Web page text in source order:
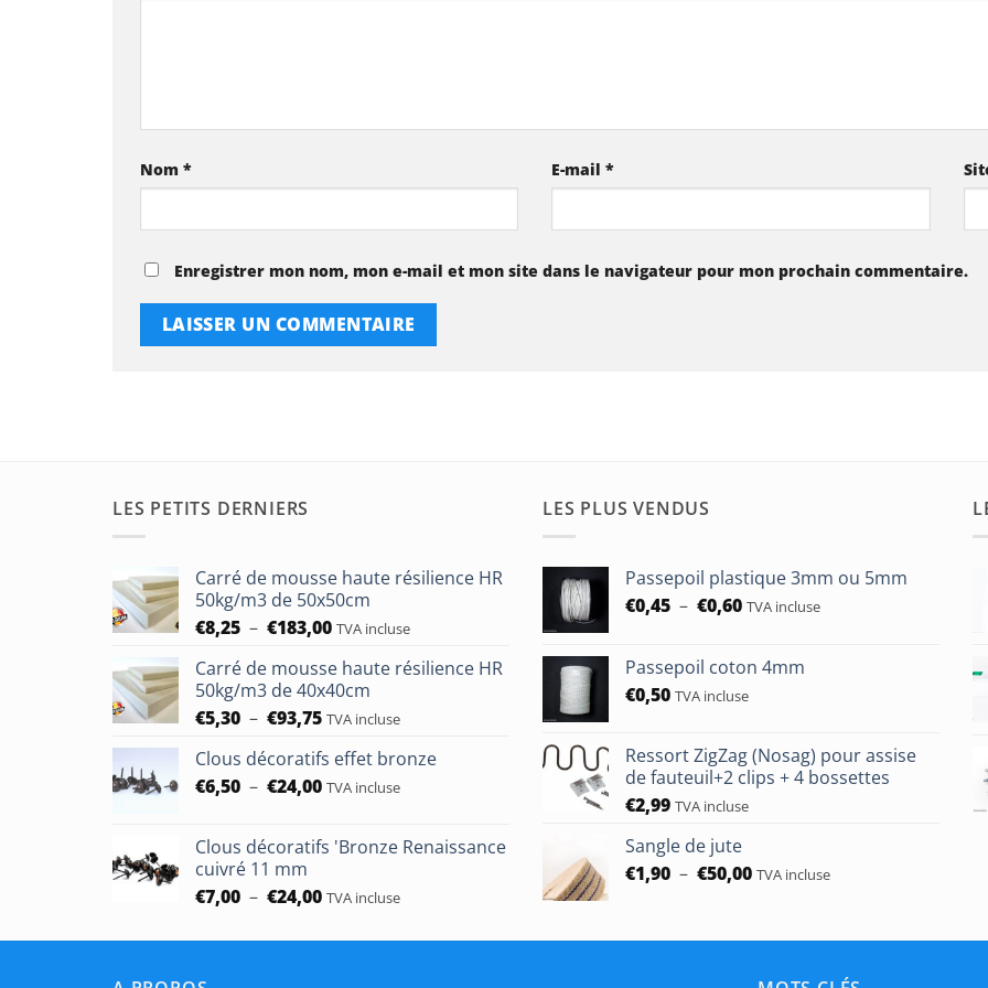
Nom * E-mail*
Enregistrer mon nom, mon e-mail et mon site dans le navigateur pour mon prochain commentaire.
LES PETITS DERNIERS
Carré de mousse haute résilience HR
50kg/m3 de 50x50cm
€8,25 – €183,00Plage
prix :
€8,25
à
TVA incluse
Carré de mousse haute résilience HR
50kg/m3 de 40x40cm
€5,30 – €93,75Plage
prix :
€5,30
TVA incluse
Clous décoratifs effet bronze
€6,50 – €24,00Plage
€6,50
€24,00
TVA incluse
Clous décoratifs 'Bronze Renaissance
cuivré 11 mm
€7,00 – €24,00Plage
prix :
TVA incluse
LES PLUS VENDUS
Passepoil plastique 3mm ou 5mm
€0,45 – €0,60Plage
€0,45
à
TVA incluse
Passepoil coton 4mm
€0,50 TVA incluse
Ressort ZigZag (Nosag) pour assise
de fauteuil+2 clips + 4 bossettes
€2,99 TVA incluse
Sangle de jute
€1,90 – €50,00Plage
€1,90
TVA incluse